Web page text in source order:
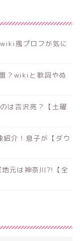
風プロフが気に
？wikiと歌詞やぬ
は吉沢亮？【土曜
介！息子が【ダウ
元は神奈川?!【全